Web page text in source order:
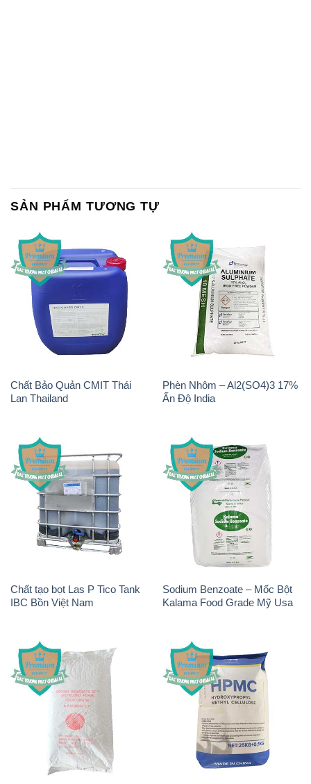
SẢN PHẨM TƯƠNG TỰ
Chất Bảo Quản CMIT Thái
Lan Thailand
Phèn Nhôm – Al2(SO4)3 17%
Ấn Độ India
Chất tạo bọt Las P Tico Tank
IBC Bồn Việt Nam
Sodium Benzoate – Mốc Bột
Kalama Food Grade Mỹ Usa